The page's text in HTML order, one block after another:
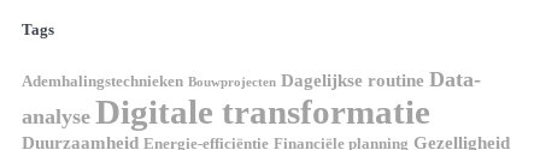
Tags
Ademhalingstechnieken Bouwprojecten Dagelijkse routine Data-
analyse Digitale transformatie
Duurzaamheid Energie-efficiëntie Financiële planning Gezelligheid